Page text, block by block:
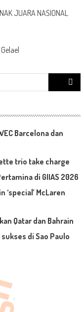
JUARA NASIONAL
Search
for:
Barcelona dan
trio take charge
di GIIAS 2026
‘special’ McLaren
Qatar dan Bahrain
di Sao Paulo